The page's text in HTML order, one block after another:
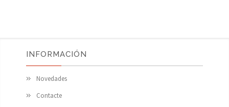
INFORMACIÓN
Novedades
Contacte